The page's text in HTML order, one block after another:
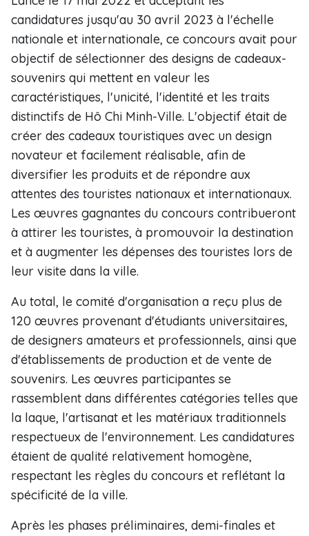
candidatures jusqu'au 30 avril 2023 à l'échelle
nationale et internationale, ce concours avait pour
objectif de sélectionner des designs de cadeaux-
souvenirs qui mettent en valeur les
caractéristiques, l'unicité, l'identité et les traits
distinctifs de Hô Chi Minh-Ville. L'objectif était de
créer des cadeaux touristiques avec un design
novateur et facilement réalisable, afin de
diversifier les produits et de répondre aux
attentes des touristes nationaux et internationaux.
Les œuvres gagnantes du concours contribueront
à attirer les touristes, à promouvoir la destination
et à augmenter les dépenses des touristes lors de
leur visite dans la ville.
Au total, le comité d'organisation a reçu plus de
120 œuvres provenant d'étudiants universitaires,
de designers amateurs et professionnels, ainsi que
d'établissements de production et de vente de
souvenirs. Les œuvres participantes se
rassemblent dans différentes catégories telles que
la laque, l'artisanat et les matériaux traditionnels
respectueux de l'environnement. Les candidatures
étaient de qualité relativement homogène,
respectant les règles du concours et reflétant la
spécificité de la ville.
Après les phases préliminaires, demi-finales et